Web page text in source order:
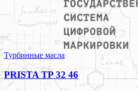
Турбинные масла
PRISTA TP 32 46